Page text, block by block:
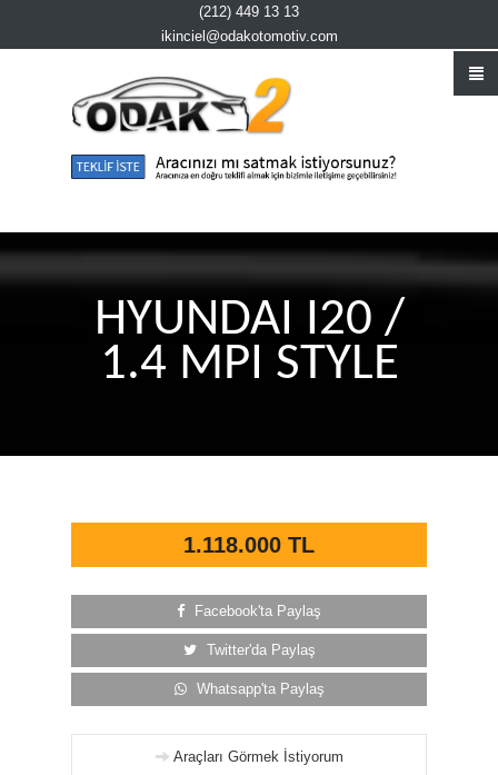
(212) 449 13 13
ikinciel@odakotomotiv.com
HYUNDAI I20 /
1.4 MPI STYLE
1.118.000 TL
Facebook'ta Paylaş
Twitter'da Paylaş
Whatsapp'ta Paylaş
Araçları Görmek İstiyorum